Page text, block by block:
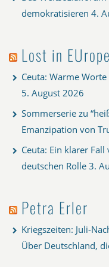
demokratisieren 4.
Lost in EUrope
Ceuta: Warme
5. August 2026
Sommerserie zu
Emanzipation von
Ceuta: Ein klarer
deutschen Rolle 3.
Petra Erler
Kriegszeiten: Juli-
Über Deutschland,